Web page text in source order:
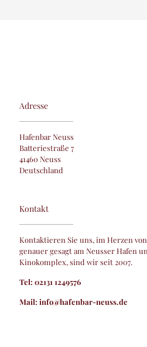
Adresse
Hafenbar Neuss
Batteriestraße 7
41460 Neuss
Deutschland
Kontakt
Kontaktieren Sie uns, im Herzen von
genauer gesagt am Neusser Hafen
Kinokomplex, sind wir seit 2007.
Tel: 02131 1249576
Mail: info@hafenbar-neuss.de